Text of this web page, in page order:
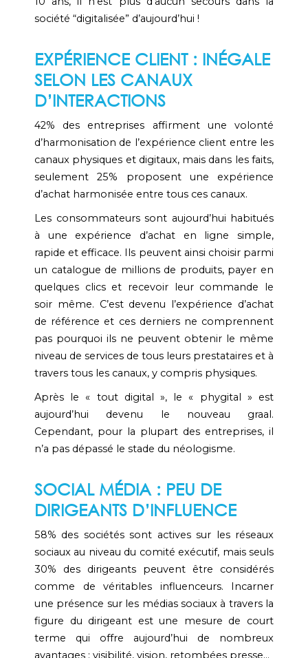
société “digitalisée” d’aujourd’hui !
EXPÉRIENCE CLIENT : INÉGALE
SELON LES CANAUX
D’INTERACTIONS
42% des entreprises affirment une volonté
d’harmonisation de l’expérience client entre les
canaux physiques et digitaux, mais dans les faits,
seulement 25% proposent une expérience
d’achat harmonisée entre tous ces canaux.
Les consommateurs sont aujourd’hui habitués
à une expérience d’achat en ligne simple,
rapide et efficace. Ils peuvent ainsi choisir parmi
un catalogue de millions de produits, payer en
quelques clics et recevoir leur commande le
soir même. C’est devenu l’expérience d’achat
de référence et ces derniers ne comprennent
pas pourquoi ils ne peuvent obtenir le même
niveau de services de tous leurs prestataires et à
travers tous les canaux, y compris physiques.
Après le « tout digital », le « phygital » est
aujourd’hui devenu le nouveau graal.
Cependant, pour la plupart des entreprises, il
n’a pas dépassé le stade du néologisme.
SOCIAL MÉDIA : PEU DE
DIRIGEANTS D’INFLUENCE
58% des sociétés sont actives sur les réseaux
sociaux au niveau du comité exécutif, mais seuls
30% des dirigeants peuvent être considérés
comme de véritables influenceurs. Incarner
une présence sur les médias sociaux à travers la
figure du dirigeant est une mesure de court
terme qui offre aujourd’hui de nombreux